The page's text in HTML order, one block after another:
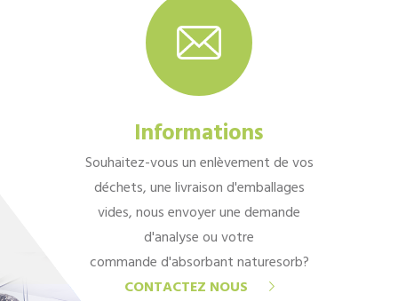
Informations
Souhaitez-vous un enlèvement de vos
déchets, une livraison d'emballages
vides, nous envoyer une demande
d'analyse ou votre
commande d'absorbant naturesorb?
CONTACTEZ NOUS